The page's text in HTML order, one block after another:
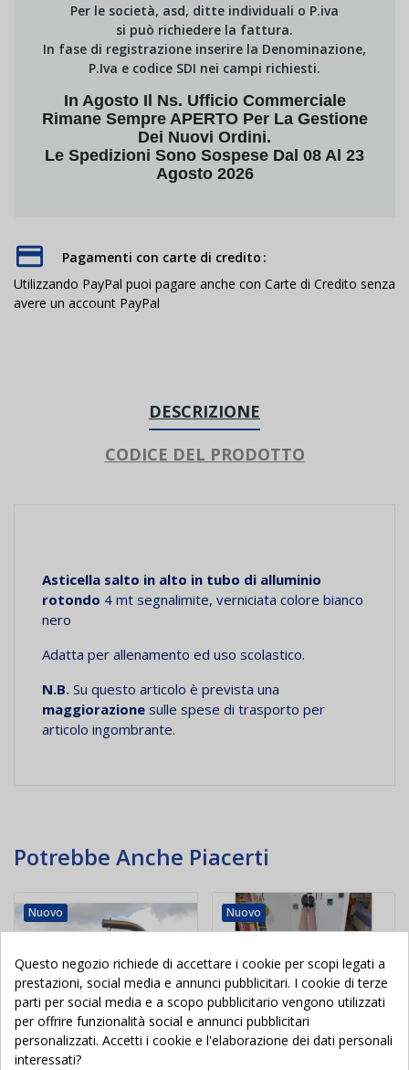
Per le società, asd, ditte individuali o P.iva
si può richiedere la fattura.
In fase di registrazione inserire la Denominazione,
P.Iva e codice SDI nei campi richiesti.
In Agosto Il Ns. Ufficio Commerciale
Rimane Sempre APERTO Per La Gestione
Dei Nuovi Ordini.
Le Spedizioni Sono Sospese Dal 08 Al 23
Agosto 2026
Pagamenti con carte di credito
Utilizzando PayPal puoi pagare anche con Carte di Credito senza
avere un account PayPal
DESCRIZIONE
CODICE DEL PRODOTTO
Asticella salto in alto in tubo di alluminio
rotondo 4 mt segnalimite, verniciata colore bianco
nero
Adatta per allenamento ed uso scolastico.
N.B. Su questo articolo è prevista una
maggiorazione sulle spese di trasporto per
articolo ingombrante.
Potrebbe Anche Piacerti
Nuovo Nuovo
Questo negozio richiede di accettare i cookie per scopi legati a
prestazioni, social media e annunci pubblicitari. I cookie di terze
parti per social media e a scopo pubblicitario vengono utilizzati
per offrire funzionalità social e annunci pubblicitari
personalizzati. Accetti i cookie e l'elaborazione dei dati personali
interessati?